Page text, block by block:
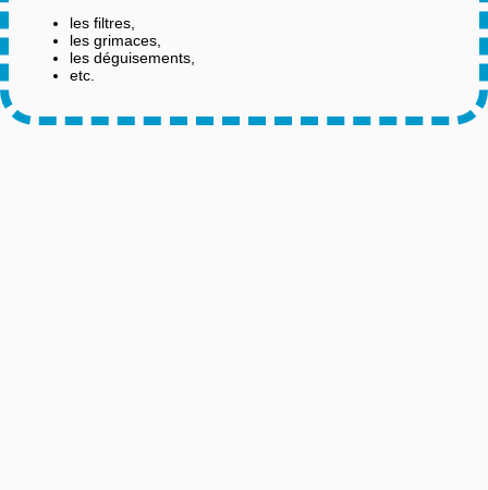
les filtres,
les grimaces,
les déguisements,
etc.